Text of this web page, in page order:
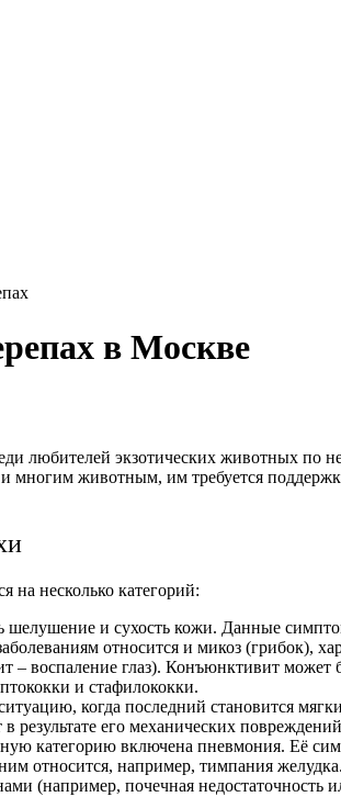
в Москве
любителей экзотических животных
многим животным, им требуется
на несколько категорий:
и сухость кожи. Данные
относится и микоз (грибок),
– воспаление глаз). Конъюнктивит
и стафилококки.
когда последний становится
его механических
категорию включена пневмония. Её
относится, например, тимпания
(например, почечная недостаточность